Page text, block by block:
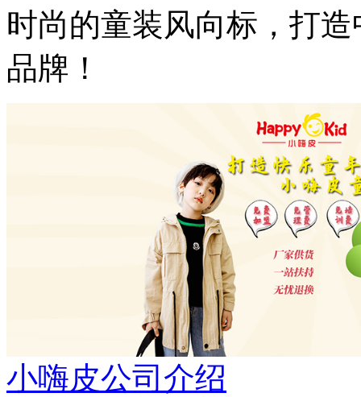
时尚的童装风向标，打
品牌！
小嗨皮公司介绍